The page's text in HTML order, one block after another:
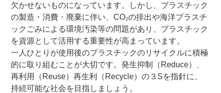
欠かせないものになっています。しかし、プラスチック
の製造・消費・廃棄に伴い、CO₂の排出や海洋プラスチ
ックごみによる環境汚染等の問題があり、プラスチック
を資源として活用する重要性が高まっています。
一人ひとりが使用後のプラスチックのリサイクルに積極
的に取り組むことが大切です。発生抑制（Reduce）、
再利用（Reuse）再生利（Recycle）の３Sを指針に、
持続可能な社会を目指しましょう。